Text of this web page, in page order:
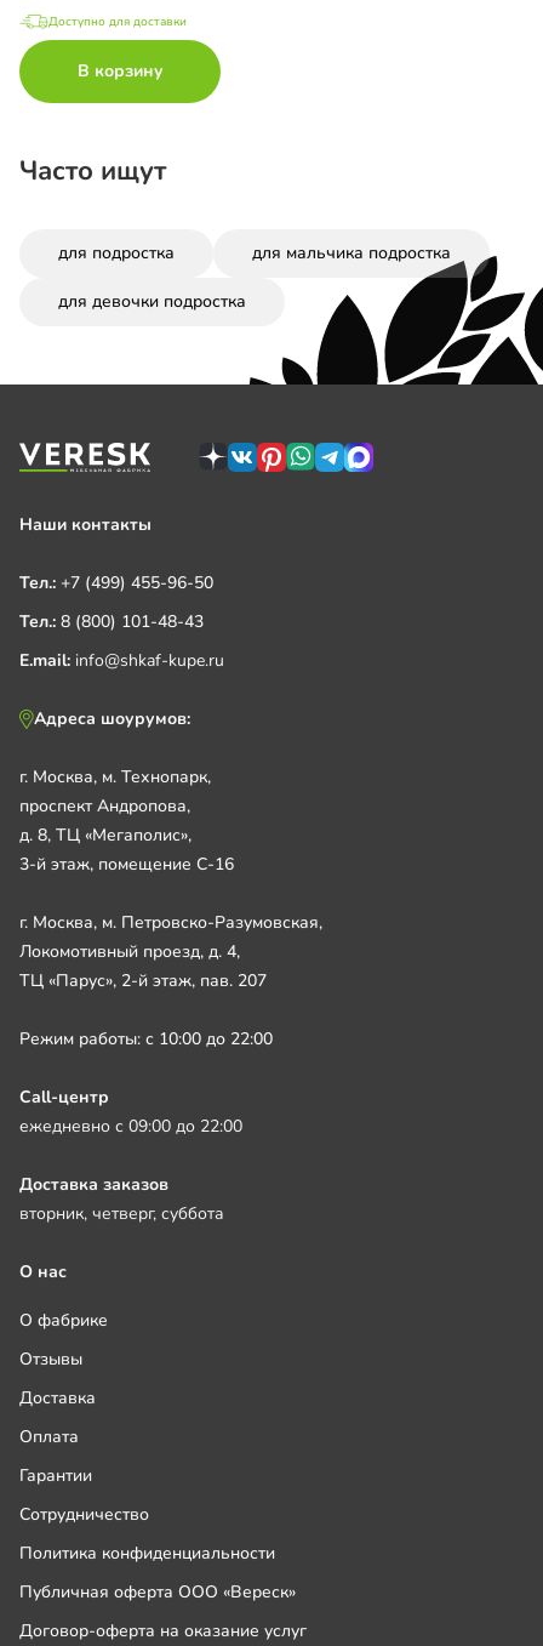
Доступно для доставки
В корзину
Часто ищут
для подростка для мальчика подростка
для девочки подростка
Наши контакты
Тел.: +7 (499) 455-96-50
Тел.: 8 (800) 101-48-43
E.mail: info@shkaf-kupe.ru
Адреса шоурумов:
г. Москва, м. Технопарк,
проспект Андропова,
д. 8, ТЦ «Мегаполис»,
3-й этаж, помещение С-16
г. Москва, м. Петровско-Разумовская,
Локомотивный проезд, д. 4,
ТЦ «Парус», 2-й этаж, пав. 207
Режим работы: с 10:00 до 22:00
Call-центр
ежедневно с 09:00 до 22:00
Доставка заказов
вторник, четверг, суббота
О нас
О фабрике
Отзывы
Доставка
Оплата
Гарантии
Сотрудничество
Политика конфиденциальности
Публичная оферта ООО «Вереск»
Договор-оферта на оказание услуг